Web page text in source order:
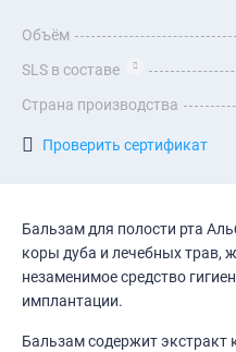
Объём
SLS в составе
Страна производства
Проверить сертификат
Бальзам для полости рта
коры дуба и лечебных трав,
незаменимое средство
имплантации.
Бальзам содержит экстракт